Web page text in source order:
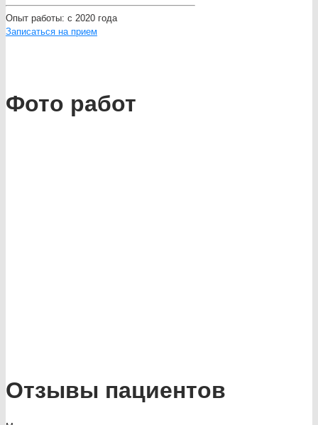
Опыт работы: с 2020 года
Записаться на прием
Фото работ
Отзывы пациентов